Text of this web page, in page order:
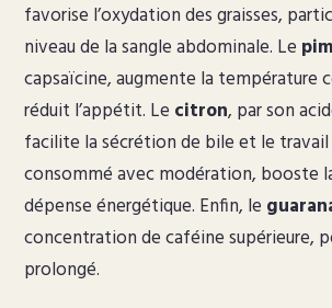
favorise l’oxydation des graisses,
niveau de la sangle abdominale. Le
capsaïcine, augmente la température
réduit l’appétit. Le citron, par son
facilite la sécrétion de bile et le
consommé avec modération, booste
dépense énergétique. Enfin, le
concentration de caféine supérieure,
prolongé.